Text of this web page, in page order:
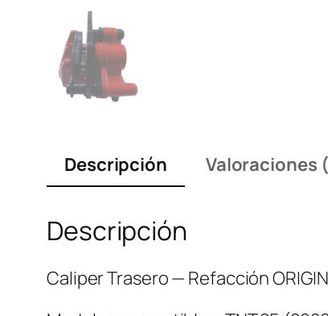
Descripción Valoraciones
Descripción
Caliper Trasero — Refacción